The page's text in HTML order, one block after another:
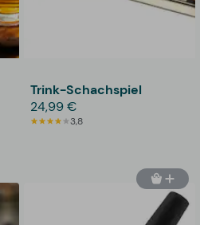
Trink-Schachspiel
24,99 €
3,8